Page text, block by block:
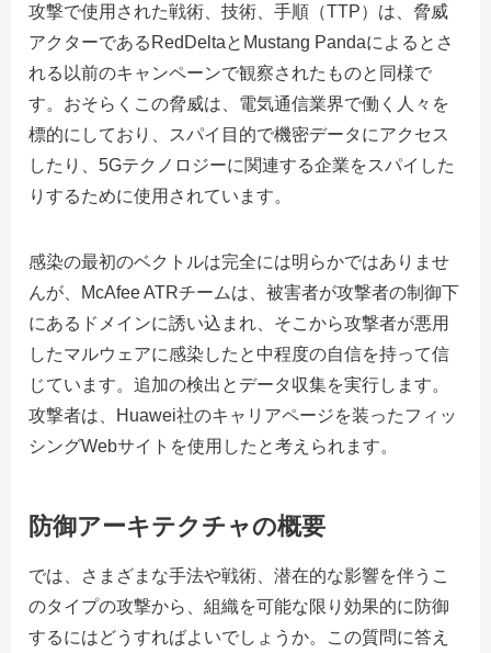
攻撃で使用された戦術、技術、手順（TTP）は、脅威
アクターであるRedDeltaとMustang Pandaによるとさ
れる以前のキャンペーンで観察されたものと同様で
す。 おそらくこの脅威は、電気通信業界で働く人々を
標的にしており、スパイ目的で機密データにアクセス
したり、5Gテクノロジーに関連する企業をスパイした
りするために使用されています。
感染の最初のベクトルは完全には明らかではありませ
んが、McAfee ATRチームは、被害者が攻撃者の制御下
にあるドメインに誘い込まれ、そこから攻撃者が悪用
したマルウェアに感染したと中程度の自信を持って信
じています。追加の検出とデータ収集を実行します。
攻撃者は、Huawei社のキャリアページを装ったフィッ
シングWebサイトを使用したと考えられます。
防御アーキテクチャの概要
では、さまざまな手法や戦術、潜在的な影響を伴うこ
のタイプの攻撃から、組織を可能な限り効果的に防御
するにはどうすればよいでしょうか。この質問に答え